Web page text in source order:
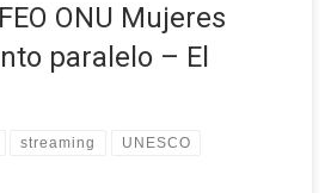
ONU Mujeres
paralelo – El
streaming UNESCO